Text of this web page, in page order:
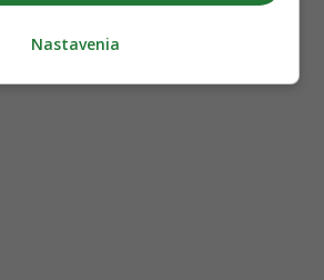
Nastavenia